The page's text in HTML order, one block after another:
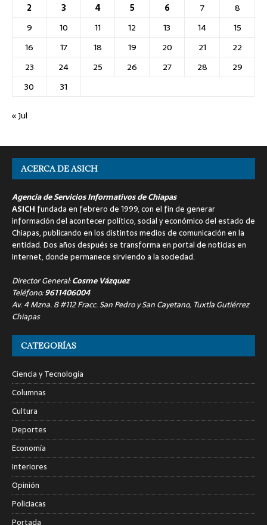
2
3 4 5 6 7
8
9
10 11 12 13 14
15
16
17 18 19 20 21
22
23
24 25 26 27 28
29
30
31
« Jul
ACERCA DE ASICH
Agencia de Servicios Informativos de Chiapas
ASICH fundada en febrero de 1999, con el fin de generar
información del acontecer político, social y económico del estado de
Chiapas, publicando en los distintos medios de comunicación en la
entidad. Dos años después se transforma en portal de noticias en
internet, donde permanece sirviendo a la sociedad.
Director General:Cosme Vázquez
Teléfono:9611406004
Av. 4 Mzna. 8 #112 Fracc. San Pedro y San Cayetano, Tuxtla Gutiérrez
Chiapas
CATEGORÍAS
Ciencia y Tecnología
Columnas
Cultura
Deportes
Economía
Interiores
Opinión
Policiacas
Portada